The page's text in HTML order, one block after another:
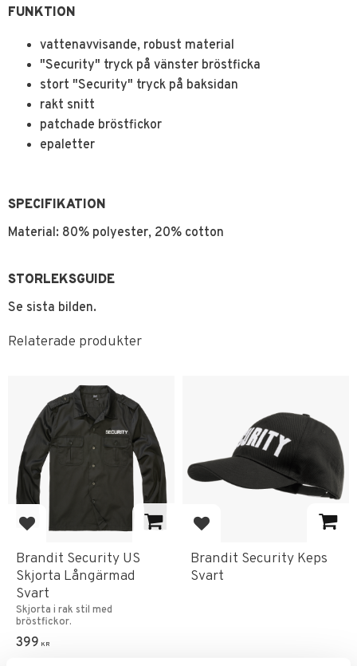
FUNKTION
vattenavvisande, robust material
"Security" tryck på vänster bröstficka
stort "Security" tryck på baksidan
rakt snitt
patchade bröstfickor
epaletter
SPECIFIKATION
Material: 80% polyester, 20% cotton
STORLEKSGUIDE
Se sista bilden.
Relaterade produkter
Lägg till i favoriter
Brandit Security US
Skjorta Långärmad
Svart
Skjorta i rak stil ​med
bröstfickor.
399 KR
Lägg till i favoriter
Brandit Security Keps
Svart